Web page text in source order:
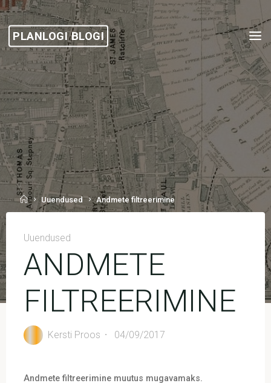
Skip
to
contentPLANLOGI BLOGI
HomeUuendused Andmete filtreerimine
Uuendused
ANDMETE
FILTREERIMINE
Kersti Proos 04/09/2017
Andmete filtreerimine muutus mugavamaks.